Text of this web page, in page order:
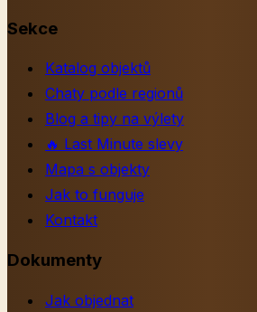
Sekce
Katalog objektů
Chaty podle regionů
Blog a tipy na výlety
🔥 Last Minute slevy
Mapa s objekty
Jak to funguje
Kontakt
Dokumenty
Jak objednat